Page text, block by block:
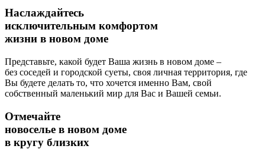
Наслаждайтесь
исключительным комфортом
жизни в новом доме
Представьте, какой будет Ваша жизнь в новом доме –
без соседей и городской суеты, своя личная территория, где
Вы будете делать то, что хочется именно Вам, свой
собственный маленький мир для Вас и Вашей семьи.
Отмечайте
новоселье в новом доме
в кругу близких